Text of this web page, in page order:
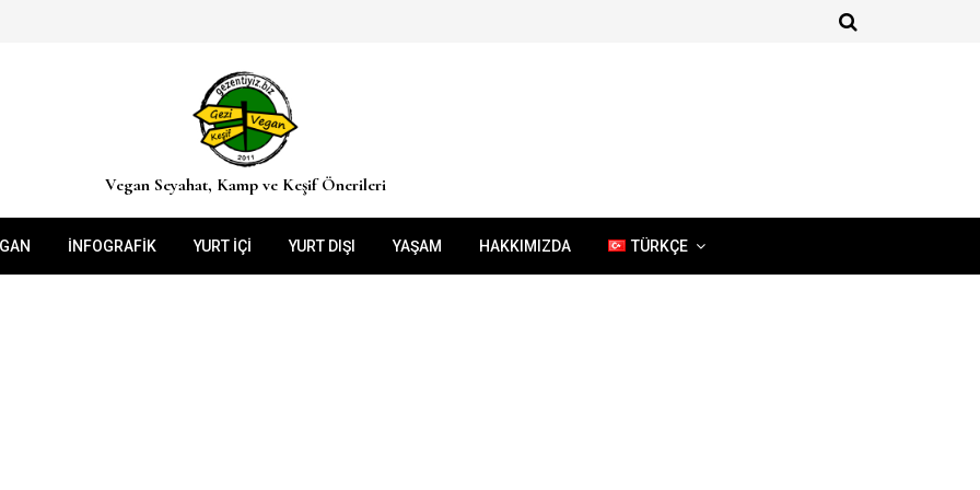
Vegan Seyahat, Kamp ve Keşif Önerileri
İNFOGRAFIK YURT İÇİ YURT DIŞI YAŞAM HAKKIMIZDA TÜRKÇE